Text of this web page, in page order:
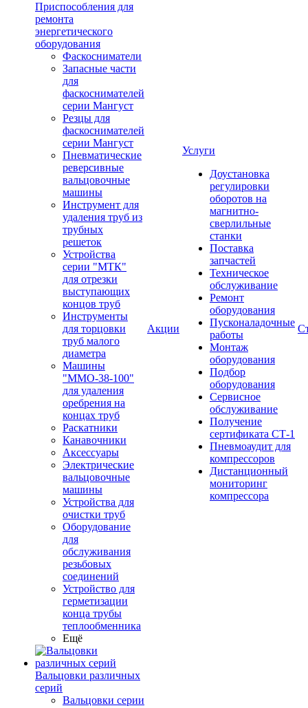
Приспособления для
ремонта
энергетического
оборудования
Фаскосниматели
Запасные части
для
фаскоснимателей
серии Мангуст
Резцы для
фаскоснимателей
серии Мангуст
Пневматические
реверсивные
вальцовочные
машины
Инструмент для
удаления труб из
трубных
решеток
Устройства
серии "МТК"
для отрезки
выступающих
концов труб
Инструменты
для торцовки
труб малого
диаметра
Машины
"ММО-38-100"
для удаления
оребрения на
концах труб
Раскатники
Канавочники
Аксессуары
Электрические
вальцовочные
машины
Устройства для
очистки труб
Оборудование
для
обслуживания
резьбовых
соединений
Устройство для
герметизации
конца трубы
теплообменника
Ещё
Вальцовки различных
серий
Вальцовки серии
Акции
Услуги
Доустановка
регулировки
оборотов на
магнитно-
сверлильные
станки
Поставка
запчастей
Техническое
обслуживание
Ремонт
оборудования
Пусконаладочные
работы
Монтаж
оборудования
Подбор
оборудования
Сервисное
обслуживание
Получение
сертификата СТ-1
Пневмоаудит для
компрессоров
Дистанционный
мониторинг
компрессора